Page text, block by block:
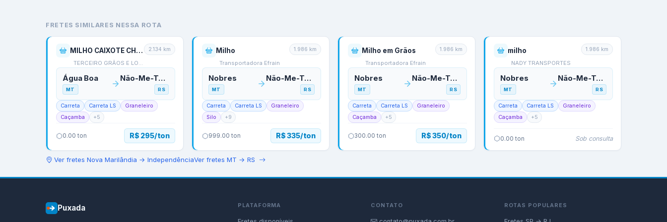
FRETES SIMILARES NESSA ROTA
MILHO CAIXOTE CHEIO
TERCEIRO GRÃOS E LOGÍS…
2.134 km
Água Boa
MT
Não-Me-Toque
RS
Carreta Carreta LS
Graneleiro
Caçamba
+5
0.00 ton R$ 295/ton
Milho
Transportadora Efrain
1.986 km
Nobres
MT
Não-Me-Toque
RS
Carreta Carreta LS
Graneleiro
Silo
+9
999.00 ton R$ 335/ton
Milho em Grãos
Transportadora Efrain
1.986 km
Nobres
MT
Não-Me-Toque
RS
Carreta Carreta LS
Graneleiro
Caçamba
+5
300.00 ton R$ 350/ton
milho
NADY TRANSPORTES
1.986 km
Nobres
MT
Não-Me-Toque
RS
Carreta Carreta LS
Graneleiro
Caçamba
+5
0.00 ton Sob consulta
Ver fretes Nova Marilândia → IndependênciaVer fretes MT → RS
Puxada PLATAFORMA CONTATO ROTAS POPULARES